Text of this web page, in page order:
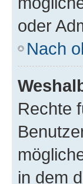
oder
Nach
Rechte
in dem